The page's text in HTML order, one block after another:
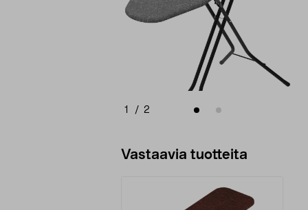
1 / 2
Vastaavia tuotteita